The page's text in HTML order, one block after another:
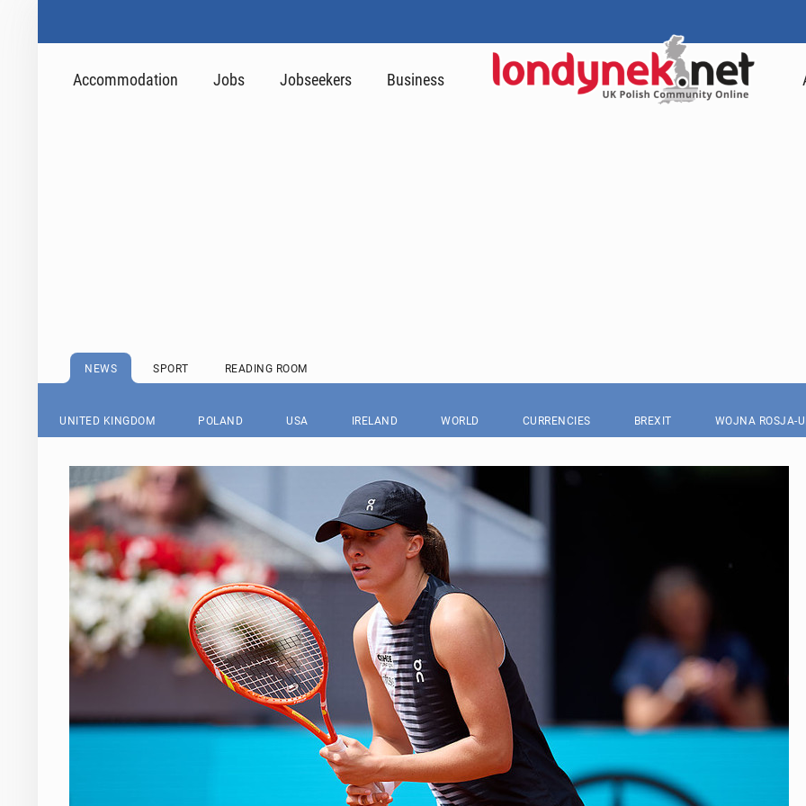
Accommodation Jobs Jobseekers Business
NEWS SPORT READING ROOM
UNITED KINGDOM POLAND USA IRELAND WORLD CURRENCIES BREXIT WOJNA ROSJA-